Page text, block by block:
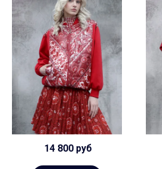
14 800 руб